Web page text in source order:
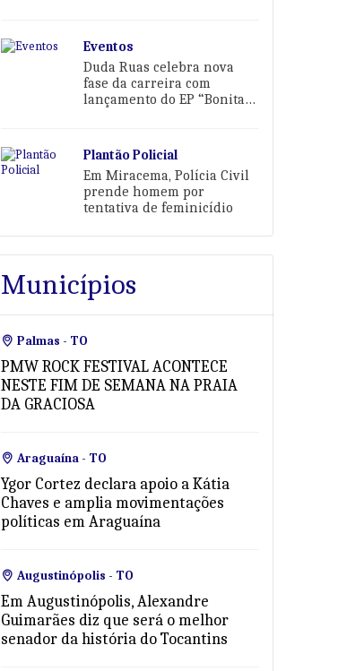
Eventos
Duda Ruas celebra nova
fase da carreira com
lançamento do EP “Bonita
Plantão Policial
Em Miracema, Polícia Civil
prende homem por
tentativa de feminicídio
Municípios
Palmas - TO
PMW ROCK FESTIVAL ACONTECE
NESTE FIM DE SEMANA NA PRAIA
DA GRACIOSA
Araguaína - TO
Ygor Cortez declara apoio a Kátia
Chaves e amplia movimentações
políticas em Araguaína
Augustinópolis - TO
Em Augustinópolis, Alexandre
Guimarães diz que será o melhor
senador da história do Tocantins